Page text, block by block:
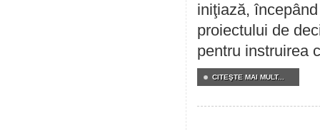
iniţiază,
proiectului de
pentru instruirea
CITEŞTE MAI MULT...